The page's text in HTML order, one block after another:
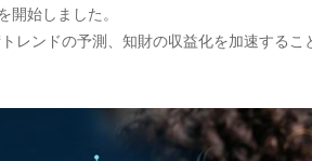
始しました。
ンドの予測、知財の収益化を加速するこ